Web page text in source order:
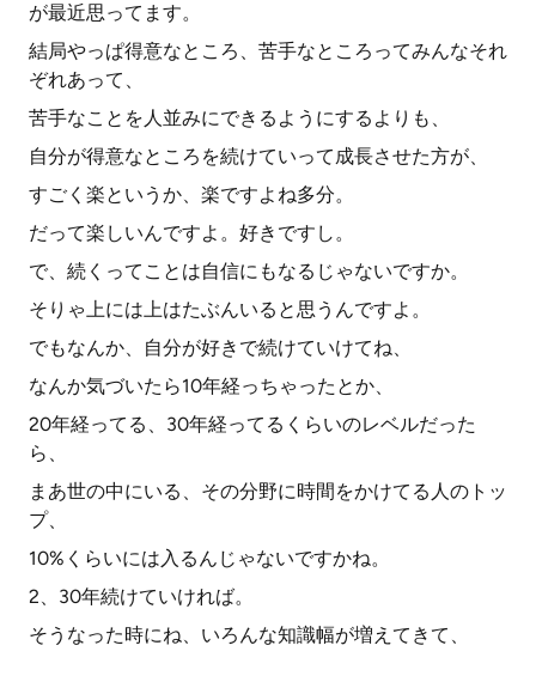
が最近思ってます。
結局やっぱ得意なところ、苦手なところってみんなそれ
ぞれあって、
苦手なことを人並みにできるようにするよりも、
自分が得意なところを続けていって成長させた方が、
すごく楽というか、楽ですよね多分。
だって楽しいんですよ。好きですし。
で、続くってことは自信にもなるじゃないですか。
そりゃ上には上はたぶんいると思うんですよ。
でもなんか、自分が好きで続けていけてね、
なんか気づいたら10年経っちゃったとか、
20年経ってる、30年経ってるくらいのレベルだった
ら、
まあ世の中にいる、その分野に時間をかけてる人のトッ
プ、
10%くらいには入るんじゃないですかね。
2、30年続けていければ。
そうなった時にね、いろんな知識幅が増えてきて、